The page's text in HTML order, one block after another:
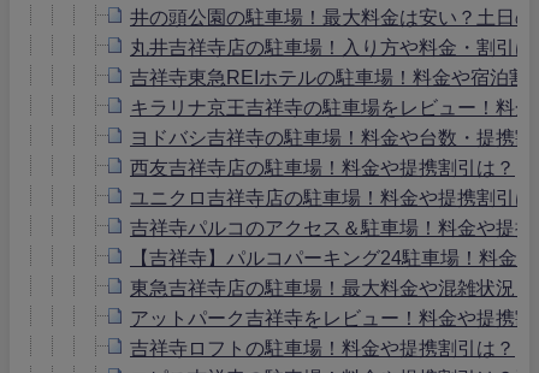
井の頭公園の駐車場！最大料金は安い？土日
丸井吉祥寺店の駐車場！入り方や料金・割引は
吉祥寺東急REIホテルの駐車場！料金や宿泊割
キラリナ京王吉祥寺の駐車場をレビュー！料
ヨドバシ吉祥寺の駐車場！料金や台数・提携割
西友吉祥寺店の駐車場！料金や提携割引は？
ユニクロ吉祥寺店の駐車場！料金や提携割引は
吉祥寺パルコのアクセス＆駐車場！料金や提携
【吉祥寺】パルコパーキング24駐車場！料金
東急吉祥寺店の駐車場！最大料金や混雑状況
アットパーク吉祥寺をレビュー！料金や提携割
吉祥寺ロフトの駐車場！料金や提携割引は？